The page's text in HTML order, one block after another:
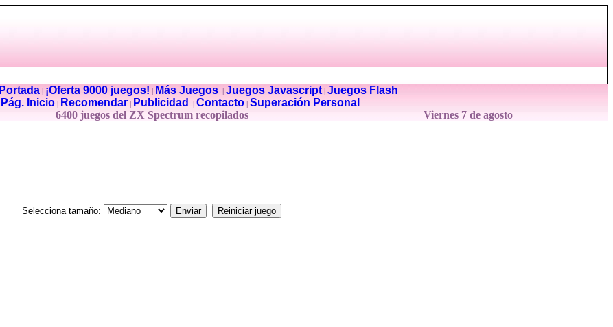
Portada| ¡Oferta 9000 juegos! Más Juegos| Juegos Javascript| Juegos Flash
Pág. Inicio Recomendar Publicidad Contacto Superación Personal
6400 juegos del ZX Spectrum recopilados Viernes 7 de agosto
Selecciona tamaño: